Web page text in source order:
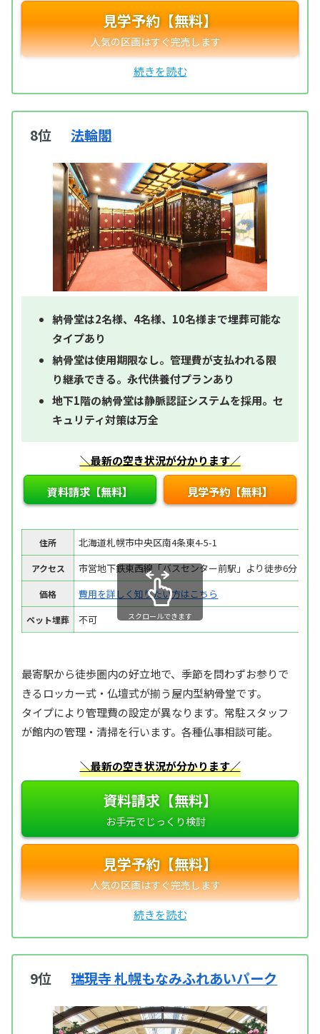
見学予約【無料】
8位 法輪閣
納骨堂は2名様、4名様、10名様まで埋葬可能な
タイプあり
納骨堂は使用期限なし。管理費が支払われる限
り継承できる。永代供養付プランあり
地下1階の納骨堂は静脈認証システムを採用。セ
キュリティ対策は万全
＼最新の空き状況が分かります／
資料請求【無料】 見学予約【無料】
住所 北海道札幌市中央区南4条東4-5-1
アクセス 市営地下鉄東西線「バスセンター前駅」より徒歩6分
価格 費用を詳しく知りたい方はこちら
ペット埋葬 不可 スクロールできます
最寄駅から徒歩圏内の好立地で、季節を問わずお参りで
きるロッカー式・仏壇式が揃う屋内型納骨堂です。
タイプにより管理費の設定が異なります。常駐スタッフ
が館内の管理・清掃を行います。各種仏事相談可能。
＼最新の空き状況が分かります／
資料請求【無料】
見学予約【無料】
9位 瑞現寺 札幌もなみふれあいパーク